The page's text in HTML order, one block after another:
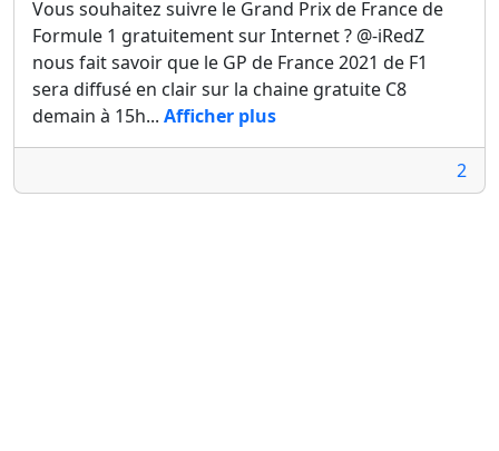
Vous souhaitez suivre le Grand Prix de France de
Formule 1 gratuitement sur Internet ? @-iRedZ
nous fait savoir que le GP de France 2021 de F1
sera diffusé en clair sur la chaine gratuite C8
demain à 15h... Afficher plus
2